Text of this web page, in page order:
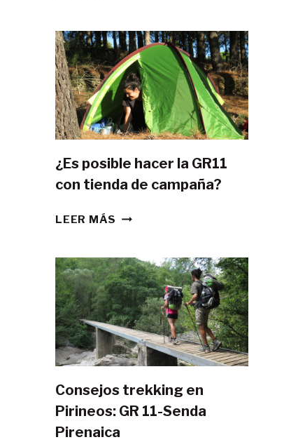
¿Es posible hacer la GR11
con tienda de campaña?
LEER MÁS ¿ES
LA
GR11
CON
TIENDA
DE
CAMPAÑA?
Consejos trekking en
Pirineos: GR 11-Senda
Pirenaica